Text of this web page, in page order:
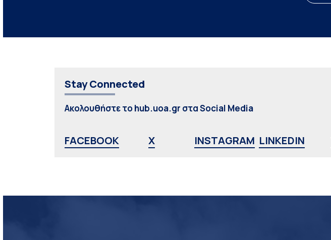
Stay Connected
Ακολουθήστε το hub.uoa.gr στα Social Media
FACEBOOK X INSTAGRAM LINKEDIN